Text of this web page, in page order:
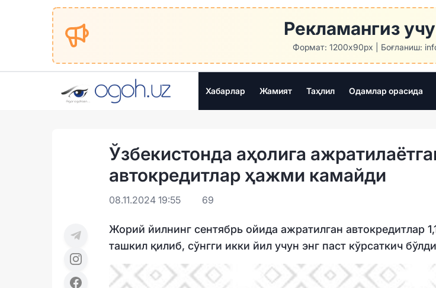
Рекламангиз
Формат: 1200x90px | Боғланиш:
Хабарлар Жамият Таҳлил Одамлар орасида
Ўзбекистонда аҳолига
автокредитлар ҳажми камайди
08.11.2024 19:55 69
Жорий йилнинг сентябрь ойида ажратилган автокредитлар
ташкил қилиб, сўнгги икки йил учун энг паст кўрсаткич